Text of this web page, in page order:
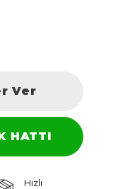
Ver
HATTI
Hızlı